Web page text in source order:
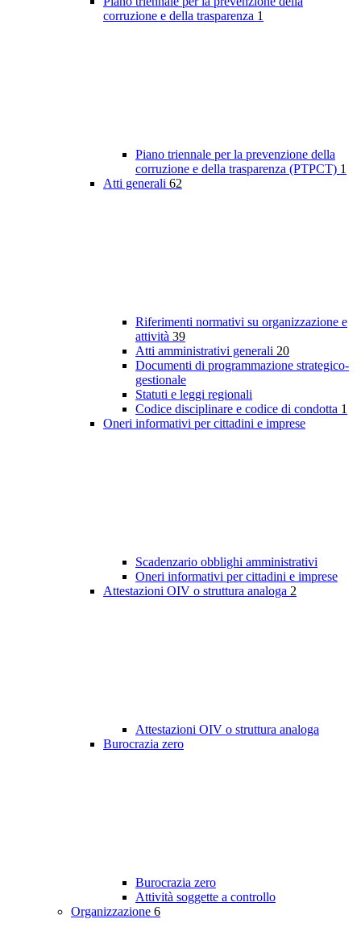
corruzione e della trasparenza 1
Piano triennale per la prevenzione della
corruzione e della trasparenza (PTPCT) 1
Atti generali 62
Riferimenti normativi su organizzazione e
attività 39
Atti amministrativi generali 20
Documenti di programmazione strategico-
gestionale
Statuti e leggi regionali
Codice disciplinare e codice di condotta 1
Oneri informativi per cittadini e imprese
Scadenzario obblighi amministrativi
Oneri informativi per cittadini e imprese
Attestazioni OIV o struttura analoga 2
Attestazioni OIV o struttura analoga
Burocrazia zero
Burocrazia zero
Attività soggette a controllo
Organizzazione 6